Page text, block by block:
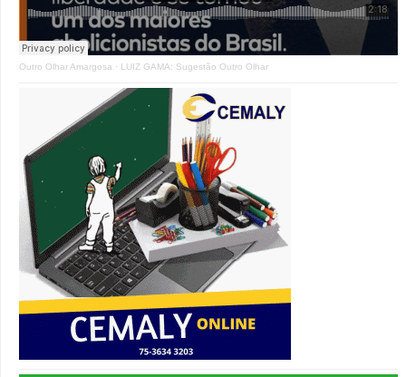
Outro Olhar Amargosa · LUIZ GAMA: Sugestão Outro Olhar